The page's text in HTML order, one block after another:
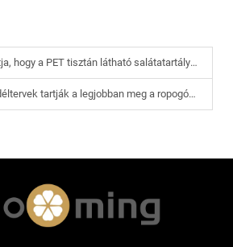
látható salátatartályok továbbra is átlátszók maradjanak, elkerülve a felhősödést?
a legjobban meg a ropogós állagot a PET tisztán látható salátatároló edényekben?